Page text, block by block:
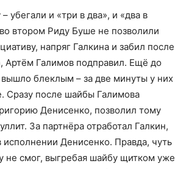
убегали и «три в два», и «два в
втором Риду Буше не позволили
напряг Галкина и забил после
Артём Галимов подправил. Ещё до
блеклым – за две минуты у них
Сразу после шайбы Галимова
Денисенко, позволил тому
За партнёра отработал Галкин,
Денисенко. Правда, чуть
не смог, выгребая шайбу щитком уже